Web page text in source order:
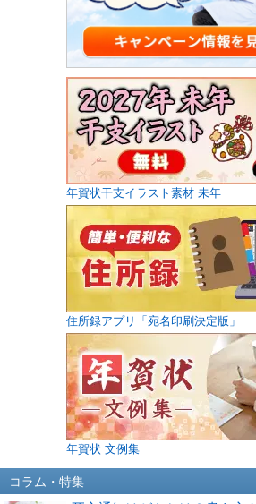
年賀状干支イラスト素材 未年
住所録アプリ「宛名印刷決定版」
年賀状 文例集
コラム・特集